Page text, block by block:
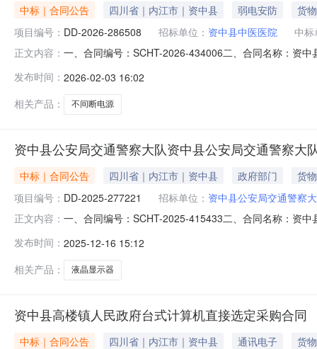
中标｜合同公告 四川省｜内江市｜资中县 弱电安防
货物
项目编号： DD-2026-286508 招标单位： 资中县中医医院
中标
正文内容： 一、合同编号：SCHT-2026-434006二、合同名称：资
省内江市资中县水南镇成渝上街23号联系方式：
发布时间： 2026-02-03 16:02
相关产品：
不间断电源
资中县公安局交通警察大队资中县公安局交通警察
中标｜合同公告 四川省｜内江市｜资中县 政府部门
货物
项目编号： DD-2025-277221 招标单位： 资中县公安局交通警察
正文内容： 一、合同编号：SCHT-2025-415433二、合同名称：资
算机经营部地址：四川省内江市资中县水南镇成渝上街
发布时间： 2025-12-16 15:12
相关产品：
液晶显示器
资中县高楼镇人民政府台式计算机直接选定采购合同
中标｜合同公告 四川省｜内江市｜资中县 通讯电子
货物